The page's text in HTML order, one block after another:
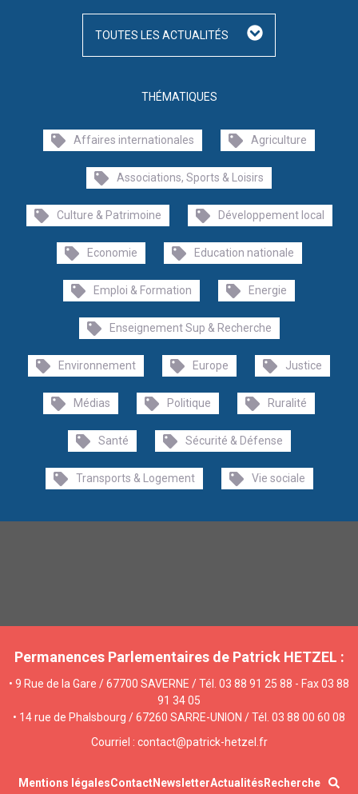
THÉMATIQUES
Affaires internationales Agriculture
Associations, Sports & Loisirs
Culture & Patrimoine Développement local
Economie Education nationale
Emploi & Formation Energie
Enseignement Sup & Recherche
Environnement Europe Justice
Médias Politique Ruralité
Santé Sécurité & Défense
Transports & Logement Vie sociale
TOUTES LES ACTUALITÉS
Permanences Parlementaires de Patrick HETZEL :
• 9 Rue de la Gare / 67700 SAVERNE / Tél. 03 88 91 25 88 - Fax 03 88
91 34 05
• 14 rue de Phalsbourg / 67260 SARRE-UNION / Tél. 03 88 00 60 08
Courriel : contact@patrick-hetzel.fr
Mentions légalesContactNewsletterActualités Recherche